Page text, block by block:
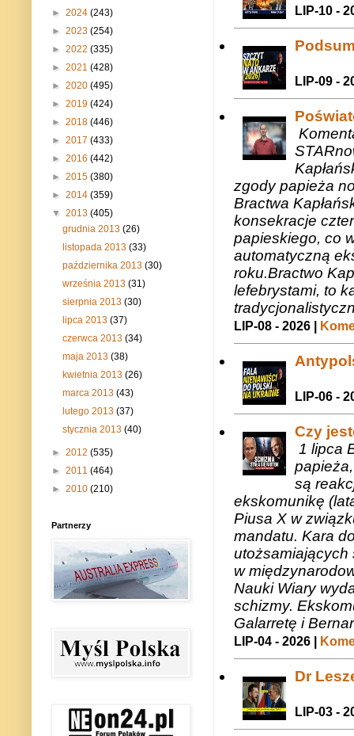
LIP-10 -
LIP-09 -
zgody papieża
Bractwa
konsekracje
papieskiego, co
automatyczną
roku.Bractwo
lefebrystami, to
LIP-08 - 2026 |
LIP-06 -
Czy
1 lipca
są
ekskomunikę
Piusa X w
mandatu. Kara
utożsamiających
w
Nauki Wiary
schizmy.
Galarretę i
LIP-04 - 2026 |
Dr
LIP-03 -
► 2024 (243)
► 2023 (254)
► 2022 (335)
► 2021 (428)
► 2020 (495)
► 2019 (424)
► 2018 (446)
► 2017 (433)
► 2016 (442)
► 2015 (380)
► 2014 (359)
▼ 2013 (405)
grudnia 2013(26)
listopada 2013(33)
października 2013(30)
września 2013(31)
sierpnia 2013(30)
lipca 2013(37)
czerwca 2013(34)
maja 2013(38)
kwietnia 2013(26)
marca 2013(43)
lutego 2013(37)
stycznia 2013(40)
► 2012 (535)
► 2011 (464)
► 2010 (210)
Partnerzy